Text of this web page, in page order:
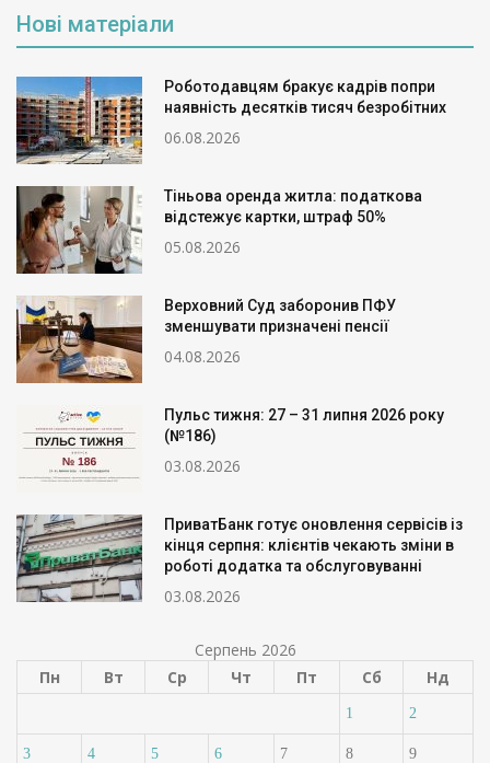
Нові матеріали
Роботодавцям бракує кадрів попри
наявність десятків тисяч безробітних
06.08.2026
Тіньова оренда житла: податкова
відстежує картки, штраф 50%
05.08.2026
Верховний Суд заборонив ПФУ
зменшувати призначені пенсії
04.08.2026
Пульс тижня: 27 – 31 липня 2026 року
(№186)
03.08.2026
ПриватБанк готує оновлення сервісів із
кінця серпня: клієнтів чекають зміни в
роботі додатка та обслуговуванні
03.08.2026
Серпень 2026
Пн
Вт Ср Чт Пт Сб Нд
1 2
3 4 5 6 7 8 9